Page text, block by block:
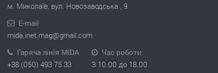
м. Миколаїв, вул. Новозаводська , 9
E-mail
mida.inet.mag@gmail.com
Гаряча лінія MIDA
+38 (050) 493 75 33
Час роботи:
З 10.00 до 18.00